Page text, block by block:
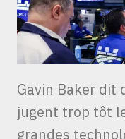
Gavin Baker dit
jugent trop tôt
grandes